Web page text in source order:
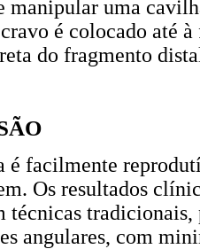
manipular uma
é colocado até
do fragmento
é facilmente
Os resultados
técnicas
angulares, com